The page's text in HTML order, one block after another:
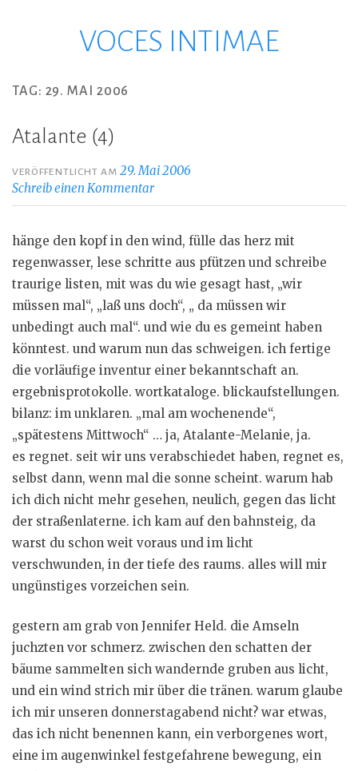
VOCES INTIMAE
TAG: 29. MAI 2006
Atalante (4)
VERÖFFENTLICHT AM29. Mai 2006
Schreib einen Kommentar
hänge den kopf in den wind, fülle das herz mit
regenwasser, lese schritte aus pfützen und schreibe
traurige listen, mit was du wie gesagt hast, „wir
müssen mal“, „laß uns doch“, „ da müssen wir
unbedingt auch mal“. und wie du es gemeint haben
könntest. und warum nun das schweigen. ich fertige
die vorläufige inventur einer bekanntschaft an.
ergebnisprotokolle. wortkataloge. blickaufstellungen.
bilanz: im unklaren. „mal am wochenende“,
„spätestens Mittwoch“ … ja, Atalante-Melanie, ja.
es regnet. seit wir uns verabschiedet haben, regnet es,
selbst dann, wenn mal die sonne scheint. warum hab
ich dich nicht mehr gesehen, neulich, gegen das licht
der straßenlaterne. ich kam auf den bahnsteig, da
warst du schon weit voraus und im licht
verschwunden, in der tiefe des raums. alles will mir
ungünstiges vorzeichen sein.
gestern am grab von Jennifer Held. die Amseln
juchzten vor schmerz. zwischen den schatten der
bäume sammelten sich wandernde gruben aus licht,
und ein wind strich mir über die tränen. warum glaube
ich mir unseren donnerstagabend nicht? war etwas,
das ich nicht benennen kann, ein verborgenes wort,
eine im augenwinkel festgefahrene bewegung, ein